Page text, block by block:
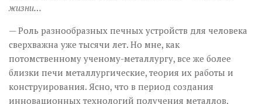
жизни…
— Роль разнообразных печных устройств для человека
сверхважна уже тысячи лет. Но мне, как
потомственному ученому-металлургу, все же более
близки печи металлургические, теория их работы и
конструирования. Ясно, что в период создания
инновационных технологий получения металлов,